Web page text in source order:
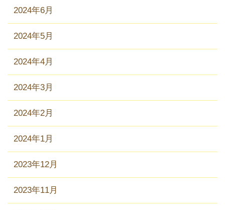
2024年6月
2024年5月
2024年4月
2024年3月
2024年2月
2024年1月
2023年12月
2023年11月